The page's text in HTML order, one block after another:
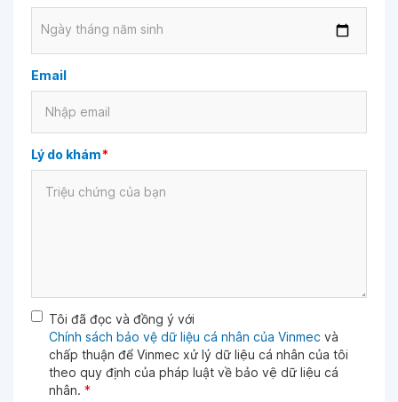
Ngày tháng năm sinh
Email
Lý do khám*
Tôi đã đọc và đồng ý với
Chính sách bảo vệ dữ liệu cá nhân của Vinmec và
chấp thuận để Vinmec xử lý dữ liệu cá nhân của tôi
theo quy định của pháp luật về bảo vệ dữ liệu cá
nhân. *